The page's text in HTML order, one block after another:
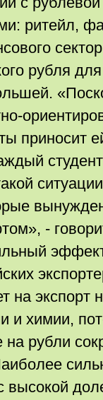
ритейл,
рубля
приносит
-
на экспорт
и химии,
на рубли
высокой